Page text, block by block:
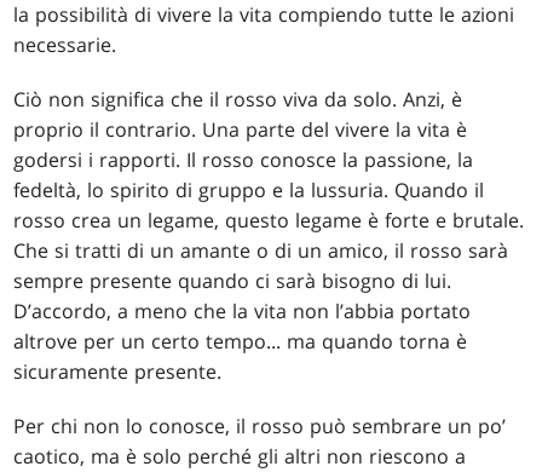
la possibilità di vivere la vita compiendo tutte le azioni
necessarie.
Ciò non significa che il rosso viva da solo. Anzi, è
proprio il contrario. Una parte del vivere la vita è
godersi i rapporti. Il rosso conosce la passione, la
fedeltà, lo spirito di gruppo e la lussuria. Quando il
rosso crea un legame, questo legame è forte e brutale.
Che si tratti di un amante o di un amico, il rosso sarà
sempre presente quando ci sarà bisogno di lui.
D’accordo, a meno che la vita non l’abbia portato
altrove per un certo tempo... ma quando torna è
sicuramente presente.
Per chi non lo conosce, il rosso può sembrare un po’
caotico, ma è solo perché gli altri non riescono a